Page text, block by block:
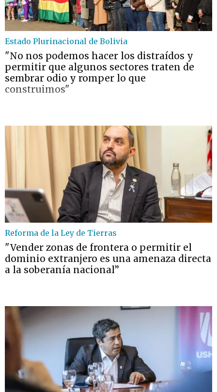
Estado Plurinacional de Bolivia
"No nos podemos hacer los distraídos y
permitir que algunos sectores traten de
sembrar odio y romper lo que
construimos"
Reforma de la Ley de Tierras
"Vender zonas de frontera o permitir el
dominio extranjero es una amenaza directa
a la soberanía nacional”